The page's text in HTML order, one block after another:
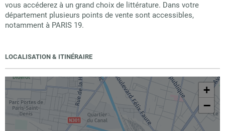
vous accéderez à un grand choix de littérature. Dans votre
département plusieurs points de vente sont accessibles,
notamment à PARIS 19.
LOCALISATION & ITINÉRAIRE
+
−